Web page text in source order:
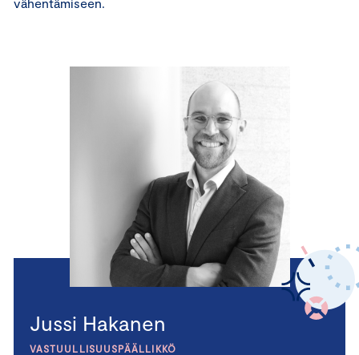
Jussi Hakanen
VASTUULLISUUSPÄÄLLIKKÖ